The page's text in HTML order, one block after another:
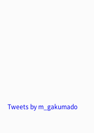
Tweets by m_gakumado